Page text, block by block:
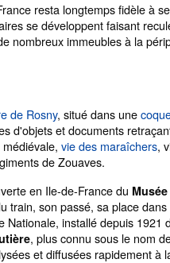
resta longtemps fidèle à
se développent faisant
nombreux immeubles à la
de Rosny, situé dans une
d'objets et documents
vie des maraîchers,
de Zouaves.
en Ile-de-France du
train, son passé, sa place
Nationale, installé depuis 1921
, plus connu sous le nom
et diffusées rapidement à